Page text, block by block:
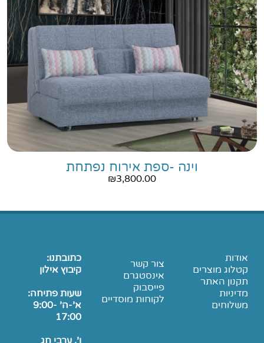
וינה -ספת אירוח נפתחת
₪3,800.00
אודות
קטלוג מוצרים
תקנון האתר
מדיניות
משלוחים
צור קשר
אינסטגרם
פייסבוק
לקוחות מוסדיים
כתובתנו:
קיבוץ אילון
שעות פתיחה:
א'-ה' 9:00-
17:00